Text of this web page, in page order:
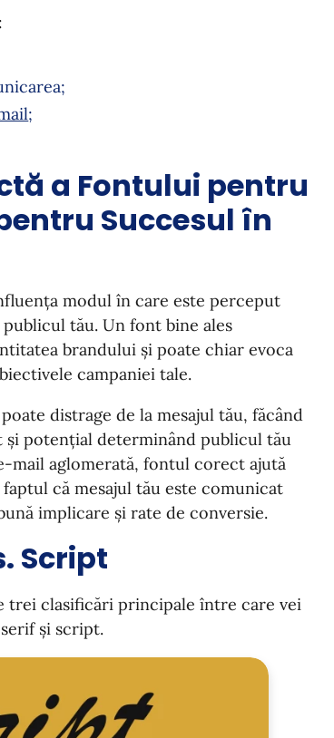
;
a Fontului pentru
Succesul în
modul în care este perceput
publicul tău. Un font bine ales
brandului și poate chiar evoca
campaniei tale.
distrage de la mesajul tău, făcând
și potențial determinând publicul tău
mail aglomerată, fontul corect ajută
că mesajul tău este comunicat
implicare și rate de conversie.
Script
trei clasificări principale între care vei
și script.